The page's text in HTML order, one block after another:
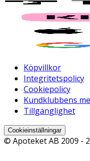
Köpvillkor
Integritetspolicy
Cookiepolicy
Kundklubbens
Tillgänglighet
Cookieinställningar
© Apoteket AB 2009 -